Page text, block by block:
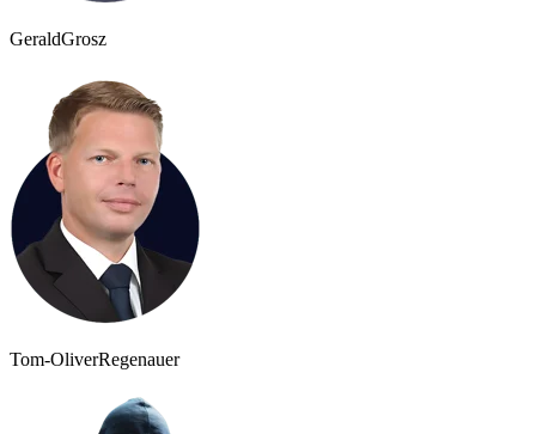
GeraldGrosz
Tom-OliverRegenauer